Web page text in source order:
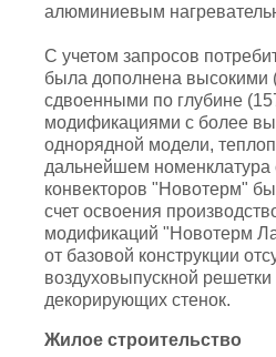
алюминиевым
С учетом запросов
была дополнена высокими
сдвоенными по глубине
модификациями с более
однорядной модели,
дальнейшем номенклатура
конвекторов "Новотерм"
счет освоения
модификаций "Новотерм
от базовой конструкции
воздуховыпускной
декорирующих стенок.
Жилое строительство